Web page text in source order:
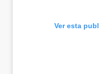
Ver esta